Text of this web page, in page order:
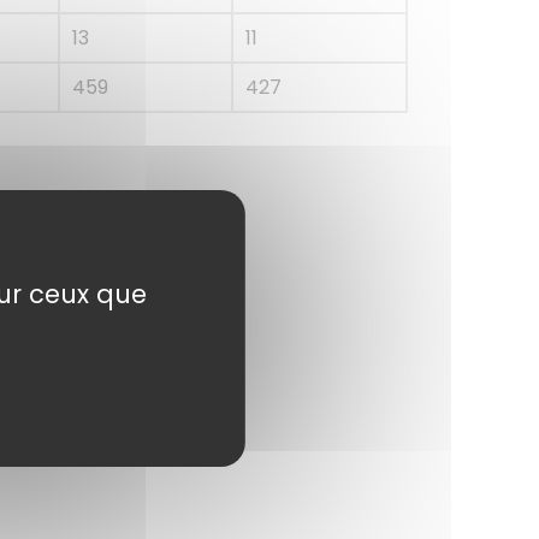
13
11
459
427
ceux que